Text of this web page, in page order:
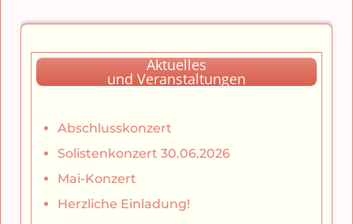
Aktuelles
und Veranstaltungen
Abschlusskonzert
Solistenkonzert 30.06.2026
Mai-Konzert
Herzliche Einladung!